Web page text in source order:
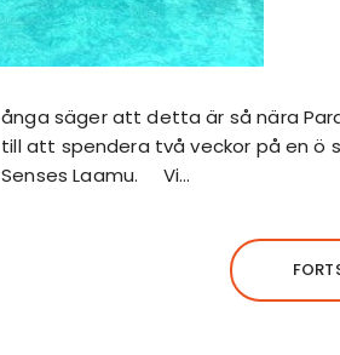
ånga säger att detta är så nära
till att spendera två veckor på en ö
Senses Laamu. Vi…